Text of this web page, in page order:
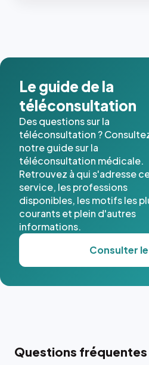
cas. #}
Le guide de la
téléconsultation
Des questions sur la
téléconsultation ?
notre guide sur la
téléconsultation médicale.
Retrouvez à qui s'adresse
service, les professions
disponibles, les motifs les
courants et plein d'autres
informations.
Consulter
Questions fréquentes